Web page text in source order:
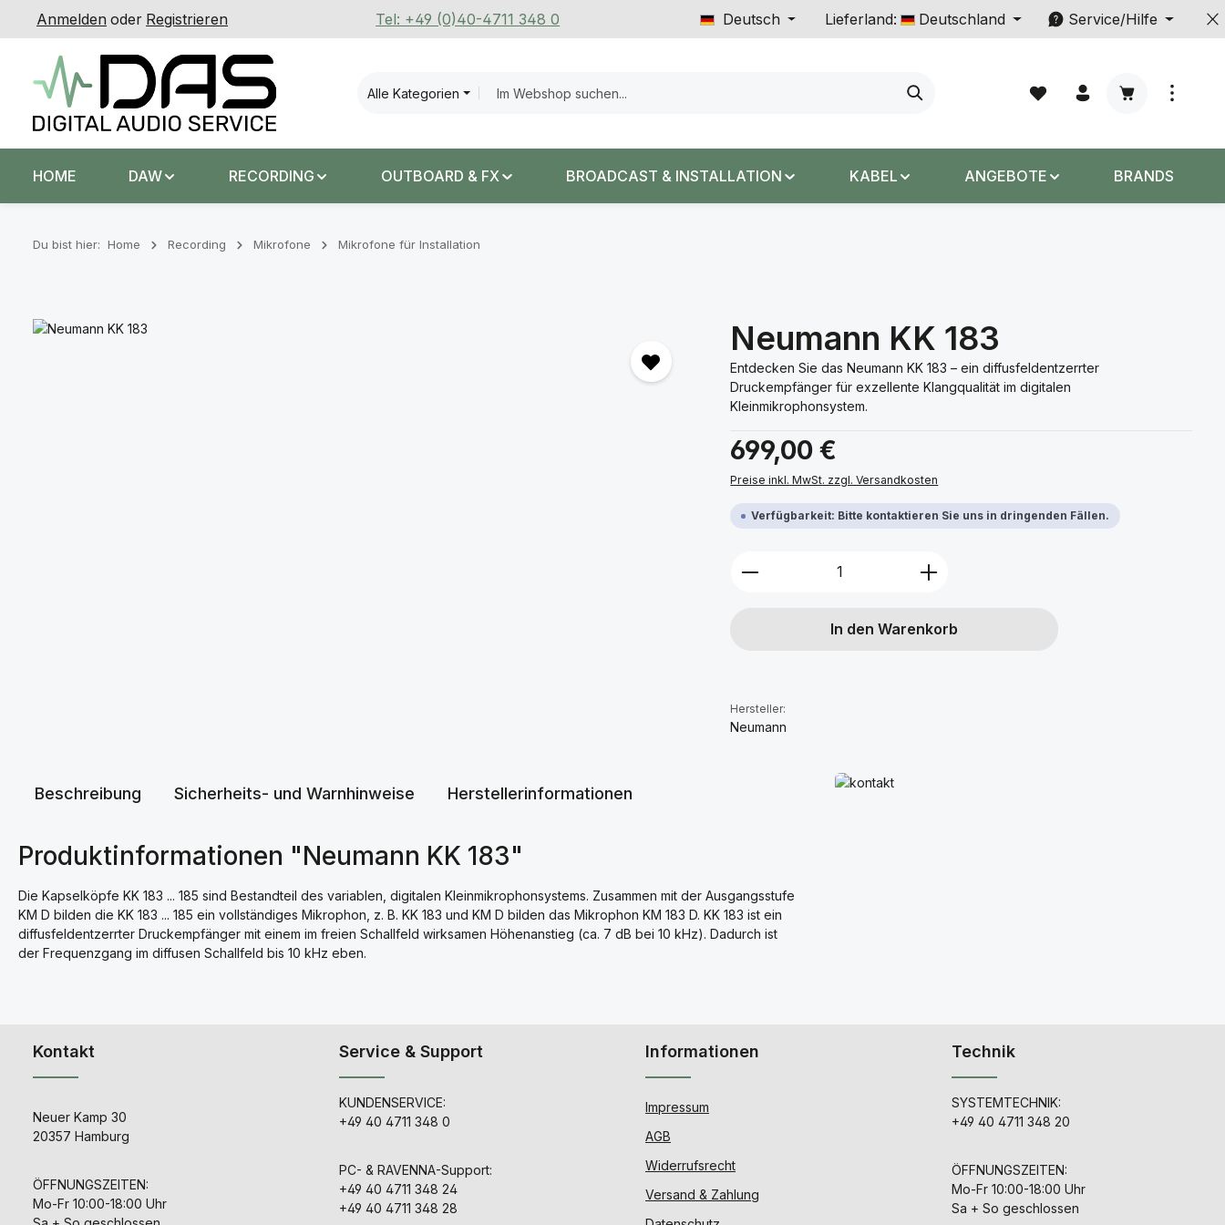
Hauptinhalt springen
Zur Suche springen
Zur Hauptnavigation springen
Anmelden oder Registrieren Tel: +49 (0)40-4711 348 0 Deutsch Lieferland: Deutschland Service/Hilfe
Alle Kategorien
Warenkorb
HOME DAW RECORDING OUTBOARD & FX BROADCAST & INSTALLATION KABEL ANGEBOTE BRANDS
Du bist hier: Home Recording Mikrofone Mikrofone für Installation
Bildergalerie überspringen Neumann KK 183
Entdecken Sie das Neumann KK 183 – ein diffusfeldentzerrter
Druckempfänger für exzellente Klangqualität im digitalen
Kleinmikrophonsystem.
Regulärer Preis:
699,00 €
Preise inkl. MwSt. zzgl. Versandkosten
Verfügbarkeit: Bitte kontaktieren Sie uns in dringenden Fällen.
Produkt Anzahl: Gib den gewünschten Wert
In den Warenkorb
Hersteller:
Neumann
Beschreibung Sicherheits- und Warnhinweise Herstellerinformationen
Produktinformationen "Neumann KK 183"
Die Kapselköpfe KK 183 ... 185 sind Bestandteil des variablen, digitalen Kleinmikrophonsystems. Zusammen mit der Ausgangsstufe
KM D bilden die KK 183 ... 185 ein vollständiges Mikrophon, z. B. KK 183 und KM D bilden das Mikrophon KM 183 D. KK 183 ist ein
diffusfeldentzerrter Druckempfänger mit einem im freien Schallfeld wirksamen Höhenanstieg (ca. 7 dB bei 10 kHz). Dadurch ist
der Frequenzgang im diffusen Schallfeld bis 10 kHz eben.
Mehr erfahren
Kontakt
Neuer Kamp 30
20357 Hamburg
ÖFFNUNGSZEITEN:
Mo-Fr 10:00-18:00 Uhr
Service & Support
KUNDENSERVICE:
+49 40 4711 348 0
PC- & RAVENNA-Support:
+49 40 4711 348 24
+49 40 4711 348 28
Informationen
Impressum
AGB
Widerrufsrecht
Versand & Zahlung
Technik
SYSTEMTECHNIK:
+49 40 4711 348 20
ÖFFNUNGSZEITEN:
Mo-Fr 10:00-18:00 Uhr
Sa + So geschlossen